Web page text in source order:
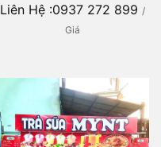
Liên Hệ :0937 272 899 /
Giá